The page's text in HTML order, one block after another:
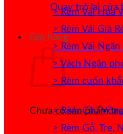
Quay trở lại cửa
Giỏ hàng
Chưa có sản phẩm
> Rèm Vải Hoa
> Rèm Vải Giá
> Rèm Vải Ngăn
> Vách Ngăn
> Rèm cuốn
> Rèm Cầu
> Rèm Gỗ, Tre,